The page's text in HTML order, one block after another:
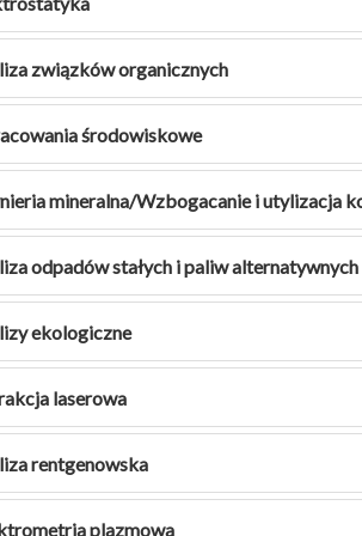
związków organicznych
środowiskowe
mineralna/Wzbogacanie i utylizacja
odpadów stałych i paliw alternatywnych
ekologiczne
laserowa
rentgenowska
plazmowa